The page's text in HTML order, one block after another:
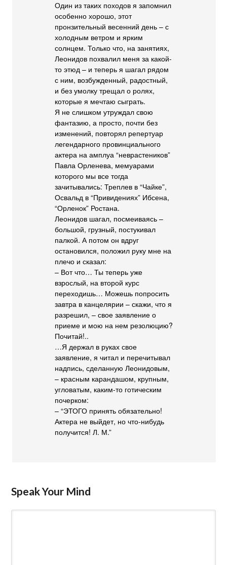
Один из таких походов я запомнил
особенно хорошо, этот
пронзительный весенний день – с
холодным ветром и ярким
солнцем. Только что, на занятиях,
Леонидов похвалил меня за какой-
то этюд – и теперь я шагал рядом
с ним, возбужденный, радостный,
и без умолку трещал о ролях,
которые я мечтаю сыграть.
Я не слишком утруждал свою
фантазию, а просто, почти без
изменений, повторял репертуар
легендарного провинциального
актера на амплуа “неврастеников”
Павла Орленева, мемуарами
которого мы все тогда
зачитывались: Треплев в “Чайке”,
Освальд в “Привидениях” Ибсена,
“Орленок” Ростана.
Леонидов шагал, посмеиваясь –
большой, грузный, постукивал
палкой. А потом он вдруг
остановился, положил руку мне на
плечо и сказал:
– Вот что… Ты теперь уже
взрослый, на второй курс
переходишь… Можешь попросить
завтра в канцелярии – скажи, что я
разрешил, – свое заявление о
приеме и мою на нем резолюцию?
Почитай!..
…Я держал в руках свое
заявление, я читал и перечитывал
надпись, сделанную Леонидовым,
– красным карандашом, крупным,
угловатым, каким-то готическим
почерком:
– “ЭТОГО принять обязательно!
Актера не выйдет, но что-нибудь
получится! Л. М.”
Speak Your Mind